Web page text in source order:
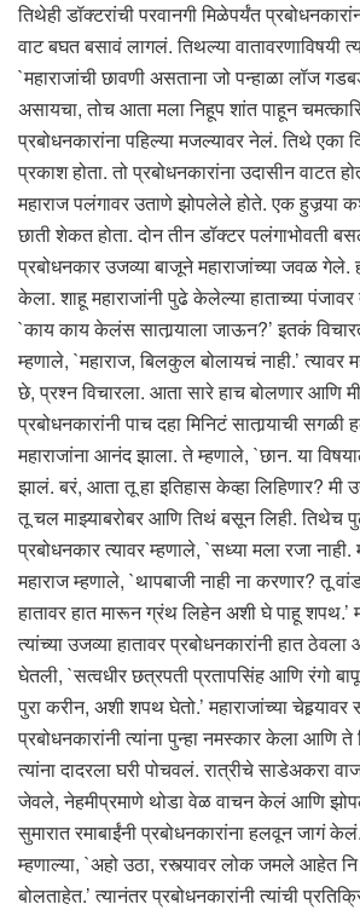
तिथेही डॉक्टरांची परवानगी मिळेपर्यंत
वाट बघत बसावं लागलं. तिथल्या वातावरणाविषयी
`महाराजांची छावणी असताना जो पन्हाळा लॉज
असायचा, तोच आता मला निहूप शांत पाहून
प्रबोधनकारांना पहिल्या मजल्यावर नेलं. तिथे एका
प्रकाश होता. तो प्रबोधनकारांना उदासीन वाटत
महाराज पलंगावर उताणे झोपलेले होते. एक हुजर्‍या
छाती शेकत होता. दोन तीन डॉक्टर पलंगाभोवती
प्रबोधनकार उजव्या बाजूने महाराजांच्या जवळ
केला. शाहू महाराजांनी पुढे केलेल्या हाताच्या
`काय काय केलंस सातार्‍याला जाऊन?’ इतकं
म्हणाले, `महाराज, बिलकुल बोलायचं नाही.’
छे, प्रश्न विचारला. आता सारे हाच बोलणार आणि
प्रबोधनकारांनी पाच दहा मिनिटं सातार्‍याची
महाराजांना आनंद झाला. ते म्हणाले, `छान. या
झालं. बरं, आता तू हा इतिहास केव्हा लिहिणार? मी
तू चल माझ्याबरोबर आणि तिथं बसून लिही. तिथेच
प्रबोधनकार त्यावर म्हणाले, `सध्या मला रजा नाही.
महाराज म्हणाले, `थापबाजी नाही ना करणार? तू
हातावर हात मारून ग्रंथ लिहेन अशी घे पाहू शपथ.’
त्यांच्या उजव्या हातावर प्रबोधनकारांनी हात
घेतली, `सत्वधीर छत्रपती प्रतापसिंह आणि रंगो
पुरा करीन, अशी शपथ घेतो.’ महाराजांच्या चेहर्‍यावर
प्रबोधनकारांनी त्यांना पुन्हा नमस्कार केला आणि ते
त्यांना दादरला घरी पोचवलं. रात्रीचे साडेअकरा
जेवले, नेहमीप्रमाणे थोडा वेळ वाचन केलं आणि
सुमारात रमाबाईंनी प्रबोधनकारांना हलवून जागं
म्हणाल्या, `अहो उठा, रस्त्यावर लोक जमले आहेत
बोलताहेत.’ त्यानंतर प्रबोधनकारांनी त्यांची